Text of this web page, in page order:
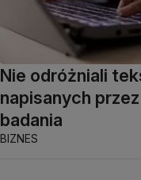
Nie odróżniali
napisanych
badania
BIZNES